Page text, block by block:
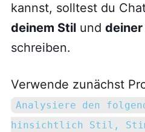
kannst, solltest du
deinem Stilund
schreiben.
Verwende zunächst
Analysiere den
hinsichtlich Stil,